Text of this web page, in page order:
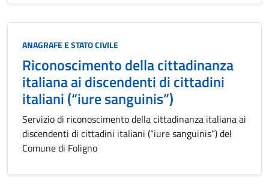
Categoria:
ANAGRAFE E STATO CIVILE
Riconoscimento della cittadinanza
italiana ai discendenti di cittadini
italiani (“iure sanguinis”)
Servizio di riconoscimento della cittadinanza italiana ai
discendenti di cittadini italiani (“iure sanguinis”) del
Comune di Foligno